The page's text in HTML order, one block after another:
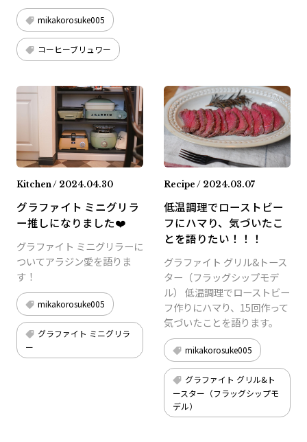
mikakorosuke005
コーヒーブリュワー
Kitchen / 2024.04.30
グラファイト ミニグリラ
ー推しになりました❤️
グラファイト ミニグリラーに
ついてアラジン愛を語りま
す！
mikakorosuke005
グラファイト ミニグリラ
ー
Recipe / 2024.03.07
低温調理でローストビー
フにハマり、気づいたこ
とを語りたい！！！
グラファイト グリル&トース
ター（フラッグシップモデ
ル） 低温調理でローストビー
フ作りにハマり、15回作って
気づいたことを語ります。
mikakorosuke005
グラファイト グリル&ト
ースター（フラッグシップモ
デル）